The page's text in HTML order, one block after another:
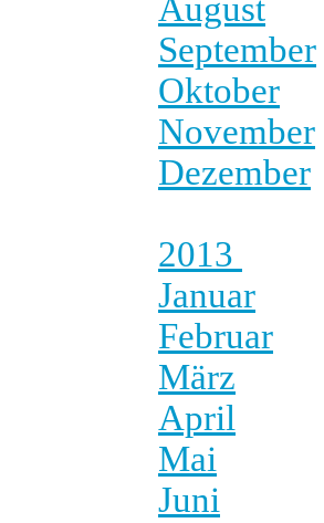
August
September
Oktober
November
Dezember
2013
Januar
Februar
März
April
Mai
Juni